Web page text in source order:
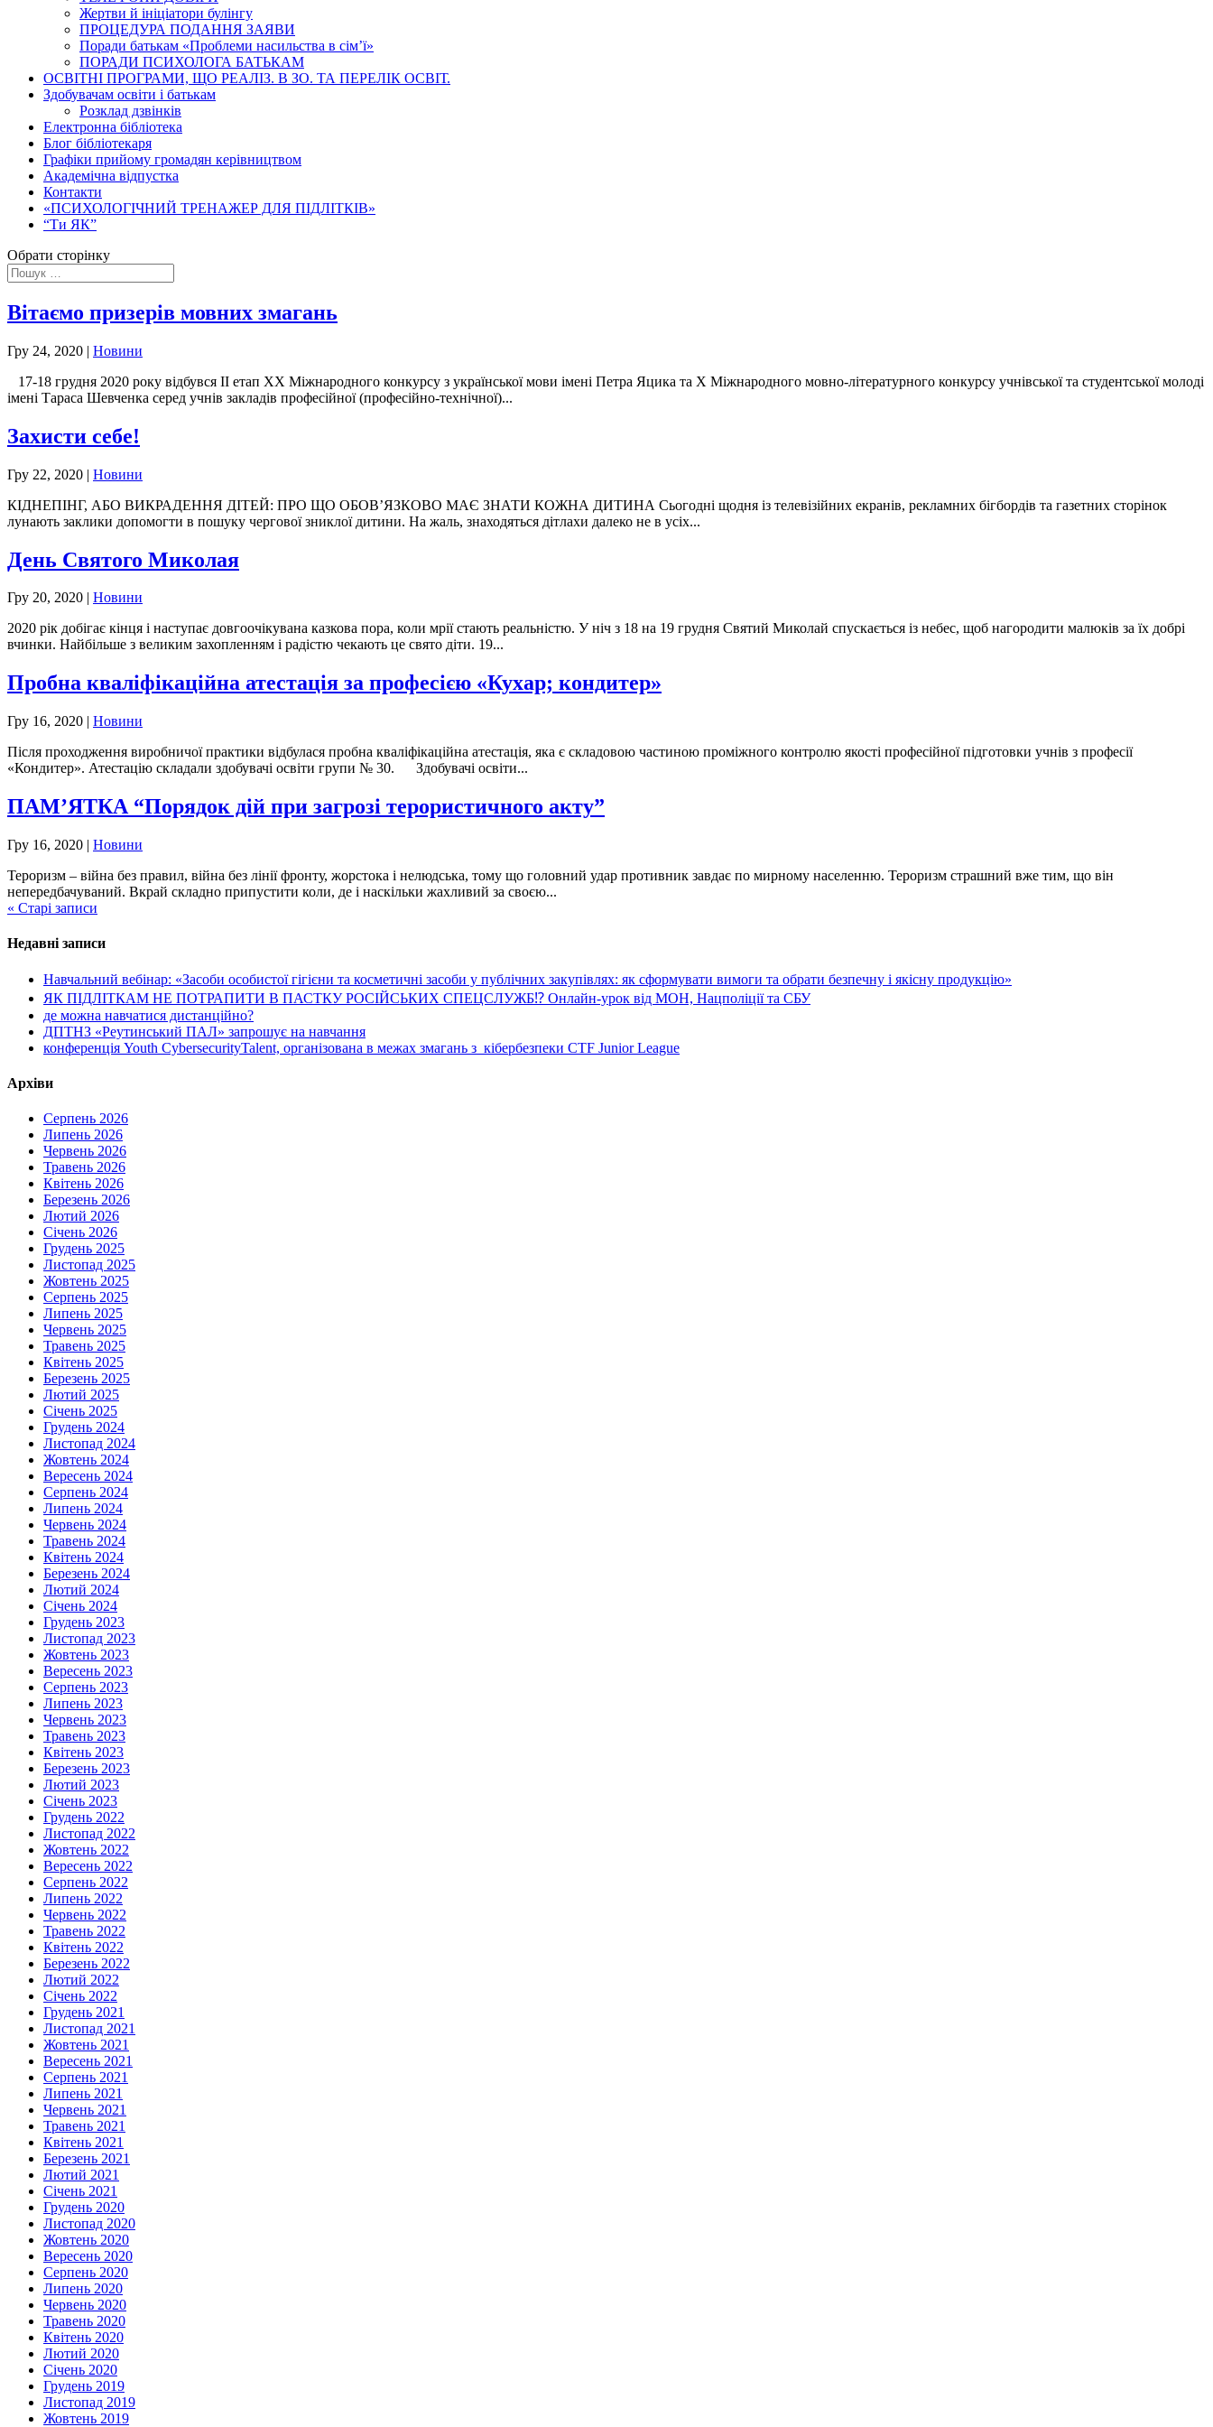
Жертви й ініціатори булінгу
ПРОЦЕДУРА ПОДАННЯ ЗАЯВИ
Поради батькам «Проблеми насильства в сім’ї»
ПОРАДИ ПСИХОЛОГА БАТЬКАМ
ОСВІТНІ ПРОГРАМИ, ЩО РЕАЛІЗ. В ЗО. ТА ПЕРЕЛІК ОСВІТ.
Здобувачам освіти і батькам
Розклад дзвінків
Електронна бібліотека
Блог бібліотекаря
Графіки прийому громадян керівництвом
Академічна відпустка
Контакти
«ПСИХОЛОГІЧНИЙ ТРЕНАЖЕР ДЛЯ ПІДЛІТКІВ»
“Ти ЯК”
Обрати сторінку
Вітаємо призерів мовних змагань
Гру 24, 2020 | Новини
17-18 грудня 2020 року відбувся ІІ етап ХX Міжнародного конкурсу з української мови імені Петра Яцика та X Міжнародного мовно-літературного конкурсу учнівської та студентської молоді
імені Тараса Шевченка серед учнів закладів професійної (професійно-технічної)...
Захисти себе!
Гру 22, 2020 | Новини
КІДНЕПІНГ, АБО ВИКРАДЕННЯ ДІТЕЙ: ПРО ЩО ОБОВ’ЯЗКОВО МАЄ ЗНАТИ КОЖНА ДИТИНА Сьогодні щодня із телевізійних екранів, рекламних бігбордів та газетних сторінок
лунають заклики допомогти в пошуку чергової зниклої дитини. На жаль, знаходяться дітлахи далеко не в усіх...
День Святого Миколая
Гру 20, 2020 | Новини
2020 рік добігає кінця і наступає довгоочікувана казкова пора, коли мрії стають реальністю. У ніч з 18 на 19 грудня Святий Миколай спускається із небес, щоб нагородити малюків за їх добрі
вчинки. Найбільше з великим захопленням і радістю чекають це свято діти. 19...
Пробна кваліфікаційна атестація за професією «Кухар; кондитер»
Гру 16, 2020 | Новини
Після проходження виробничої практики відбулася пробна кваліфікаційна атестація, яка є складовою частиною проміжного контролю якості професійної підготовки учнів з професії
«Кондитер». Атестацію складали здобувачі освіти групи № 30. Здобувачі освіти...
ПАМ’ЯТКА “Порядок дій при загрозі терористичного акту”
Гру 16, 2020 | Новини
Тероризм – війна без правил, війна без лінії фронту, жорстока і нелюдська, тому що головний удар противник завдає по мирному населенню. Тероризм страшний вже тим, що він
непередбачуваний. Вкрай складно припустити коли, де і наскільки жахливий за своєю...
« Старі записи
Недавні записи
Навчальний вебінар: «Засоби особистої гігієни та косметичні засоби у публічних закупівлях: як сформувати вимоги та обрати безпечну і якісну продукцію»
ЯК ПІДЛІТКАМ НЕ ПОТРАПИТИ В ПАСТКУ РОСІЙСЬКИХ СПЕЦСЛУЖБ⁉️ Онлайн-урок від МОН, Нацполіції та СБУ
де можна навчатися дистанційно?
ДПТНЗ «Реутинський ПАЛ» запрошує на навчання
конференція Youth CybersecurityTalent, організована в межах змагань з кібербезпеки CTF Junior League
Архіви
Серпень 2026
Липень 2026
Червень 2026
Травень 2026
Квітень 2026
Березень 2026
Лютий 2026
Січень 2026
Грудень 2025
Листопад 2025
Жовтень 2025
Серпень 2025
Липень 2025
Червень 2025
Травень 2025
Квітень 2025
Березень 2025
Лютий 2025
Січень 2025
Грудень 2024
Листопад 2024
Жовтень 2024
Вересень 2024
Серпень 2024
Липень 2024
Червень 2024
Травень 2024
Квітень 2024
Березень 2024
Лютий 2024
Січень 2024
Грудень 2023
Листопад 2023
Жовтень 2023
Вересень 2023
Серпень 2023
Липень 2023
Червень 2023
Травень 2023
Квітень 2023
Березень 2023
Лютий 2023
Січень 2023
Грудень 2022
Листопад 2022
Жовтень 2022
Вересень 2022
Серпень 2022
Липень 2022
Червень 2022
Травень 2022
Квітень 2022
Березень 2022
Лютий 2022
Січень 2022
Грудень 2021
Листопад 2021
Жовтень 2021
Вересень 2021
Серпень 2021
Липень 2021
Червень 2021
Травень 2021
Квітень 2021
Березень 2021
Лютий 2021
Січень 2021
Грудень 2020
Листопад 2020
Жовтень 2020
Вересень 2020
Серпень 2020
Липень 2020
Червень 2020
Травень 2020
Квітень 2020
Лютий 2020
Січень 2020
Грудень 2019
Листопад 2019
Жовтень 2019